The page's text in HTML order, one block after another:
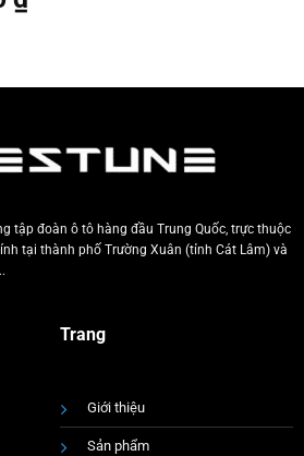
tập đoàn ô tô hàng đầu Trung Quốc, trực thuộc
tại thành phố Trường Xuân (tỉnh Cát Lâm) và
Trang
Giới thiệu
Sản phẩm